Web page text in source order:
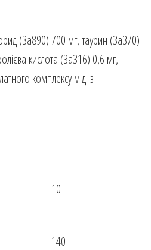
(3a890) 700 мг, таурин (3a370)
кислота (3a316) 0,6 мг,
комплексу міді з
10
140